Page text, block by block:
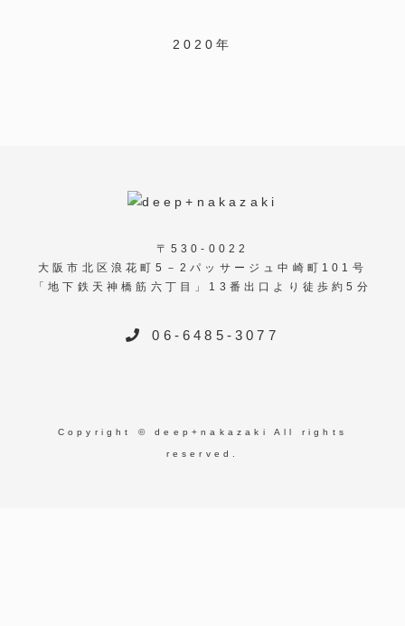
2020年
〒530-0022
大阪市北区浪花町5－2パッサージュ中崎町101号
「地下鉄天神橋筋六丁目」13番出口より徒歩約5分
06-6485-3077
Copyright © deep+nakazaki All rights
reserved.